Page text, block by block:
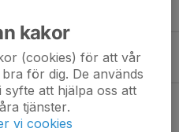
vattenkrig
kakor
(cookies) för att vår
för dig. De används
att hjälpa oss att
tjänster.
vi cookies